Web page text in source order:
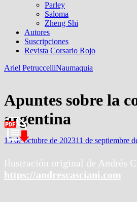
Parley
Saloma
Zheng Shi
Autores
Suscripciones
Revista Corsario Rojo
Ariel PetruccelliNaumaquia
Apuntes sobre la
argentina
15 de octubre de 202311 de septiembre
Ilustración original de Andrés
https://andrescasciani.com